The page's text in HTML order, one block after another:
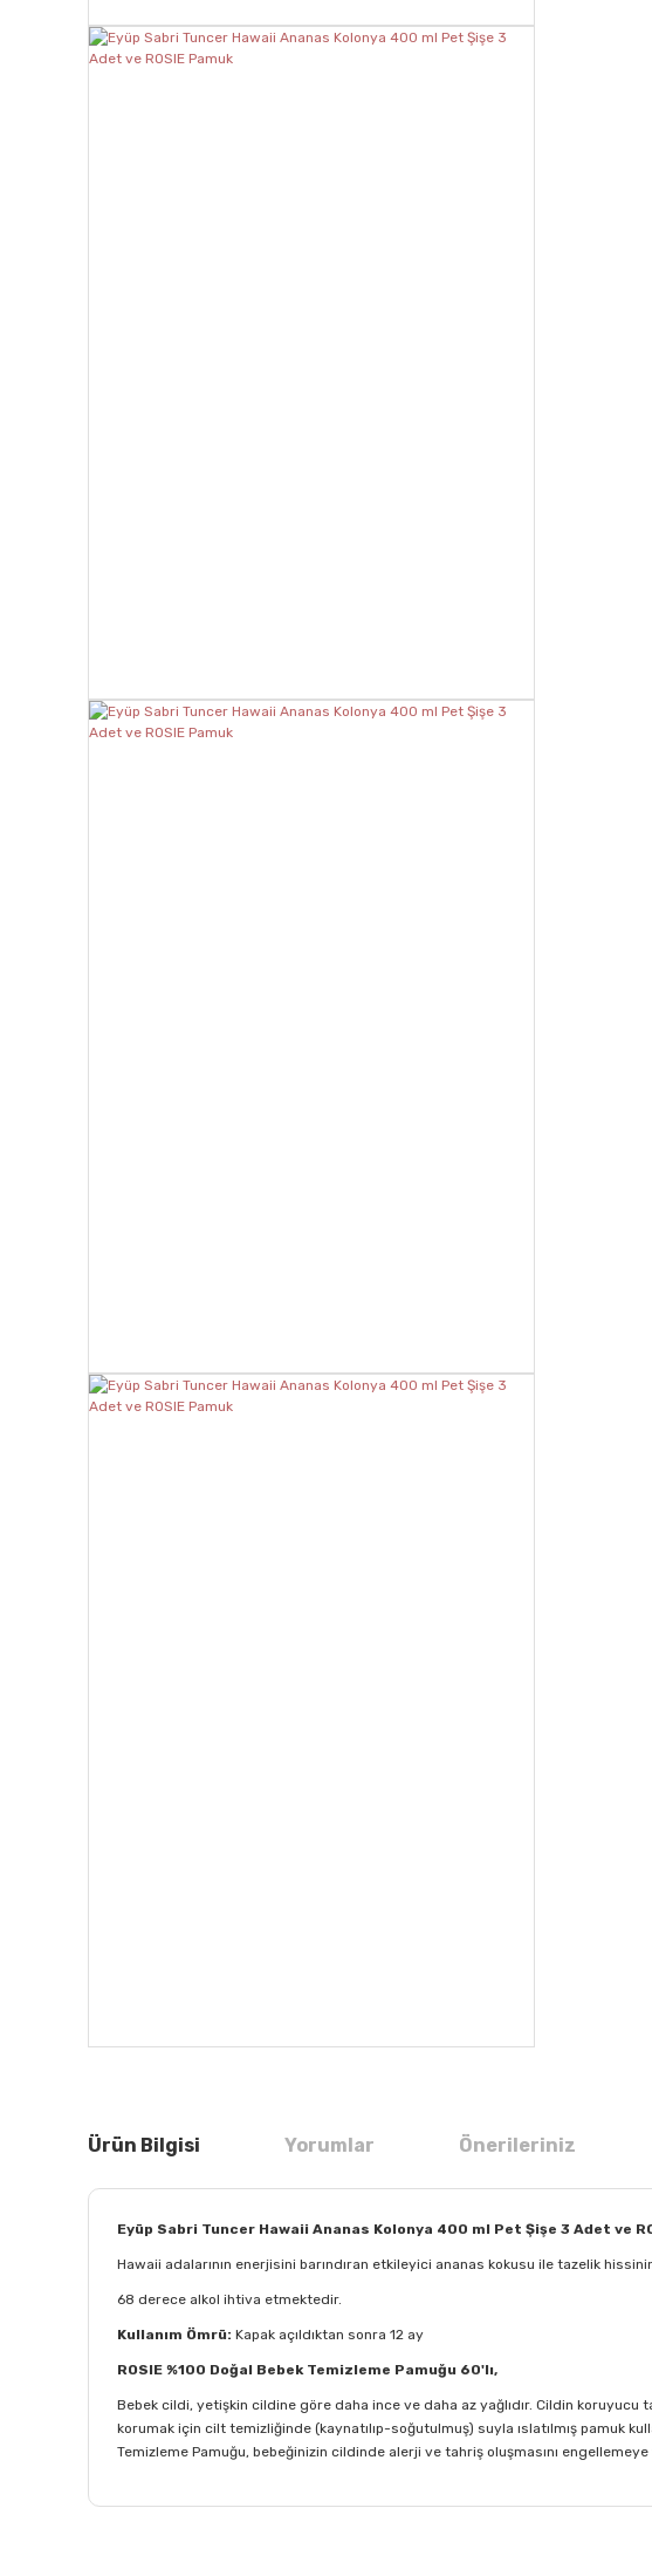
Ürün Bilgisi Yorumlar Önerileriniz
Eyüp Sabri Tuncer Hawaii Ananas Kolonya 400 ml Pet Şişe 3 Adet ve
Hawaii adalarının enerjisini barındıran etkileyici ananas kokusu ile tazelik
68 derece alkol ihtiva etmektedir.
Kullanım Ömrü: Kapak açıldıktan sonra 12 ay
ROSIE %100 Doğal Bebek Temizleme Pamuğu 60'lı,
Bebek cildi, yetişkin cildine göre daha ince ve daha az yağlıdır. Cildin koruyucu
korumak için cilt temizliğinde (kaynatılıp-soğutulmuş) suyla ıslatılmış pamuk
Temizleme Pamuğu, bebeğinizin cildinde alerji ve tahriş oluşmasını